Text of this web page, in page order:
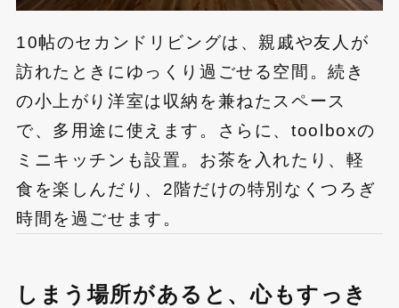
10帖のセカンドリビングは、親戚や友人が
訪れたときにゆっくり過ごせる空間。続き
の小上がり洋室は収納を兼ねたスペース
で、多用途に使えます。さらに、toolboxの
ミニキッチンも設置。お茶を入れたり、軽
食を楽しんだり、2階だけの特別なくつろぎ
時間を過ごせます。
しまう場所があると、心もすっき